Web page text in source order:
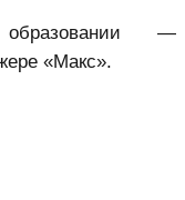
—
«Макс».